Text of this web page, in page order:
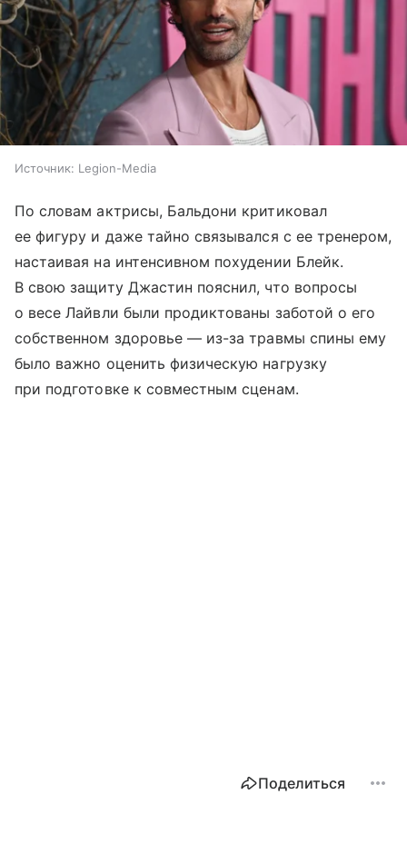
Источник: Legion-Media
По словам актрисы, Бальдони критиковал
ее фигуру и даже тайно связывался с ее тренером,
настаивая на интенсивном похудении Блейк.
В свою защиту Джастин пояснил, что вопросы
о весе Лайвли были продиктованы заботой о его
собственном здоровье — из-за травмы спины ему
было важно оценить физическую нагрузку
при подготовке к совместным сценам.
Поделиться